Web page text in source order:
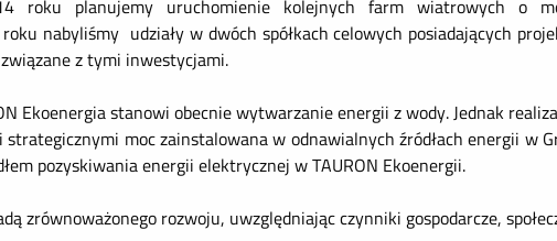
roku planujemy uruchomienie kolejnych farm wiatrowych o
nabyliśmy udziały w dwóch spółkach celowych posiadających
z tymi inwestycjami.
Ekoenergia stanowi obecnie wytwarzanie energii z wody. Jednak
moc zainstalowana w odnawialnych źródłach energii w
pozyskiwania energii elektrycznej w TAURON Ekoenergii.
zrównoważonego rozwoju, uwzględniając czynniki gospodarcze,